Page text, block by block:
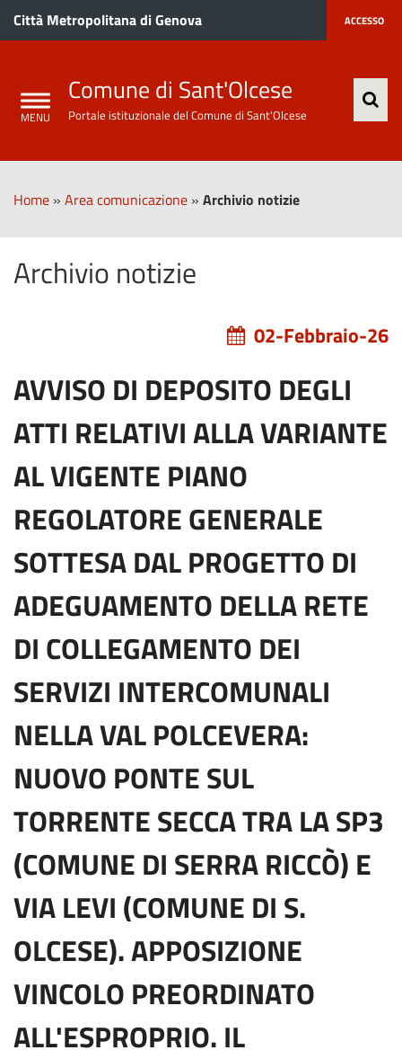
Città Metropolitana di Genova ACCESSO
Comune di Sant'Olcese
Portale istituzionale del Comune di Sant'Olcese
Home » Area comunicazione » Archivio notizie
Archivio notizie
02-Febbraio-26
AVVISO DI DEPOSITO DEGLI
ATTI RELATIVI ALLA VARIANTE
AL VIGENTE PIANO
REGOLATORE GENERALE
SOTTESA DAL PROGETTO DI
ADEGUAMENTO DELLA RETE
DI COLLEGAMENTO DEI
SERVIZI INTERCOMUNALI
NELLA VAL POLCEVERA:
NUOVO PONTE SUL
TORRENTE SECCA TRA LA SP3
(COMUNE DI SERRA RICCÒ) E
VIA LEVI (COMUNE DI S.
OLCESE). APPOSIZIONE
VINCOLO PREORDINATO
ALL'ESPROPRIO. IL